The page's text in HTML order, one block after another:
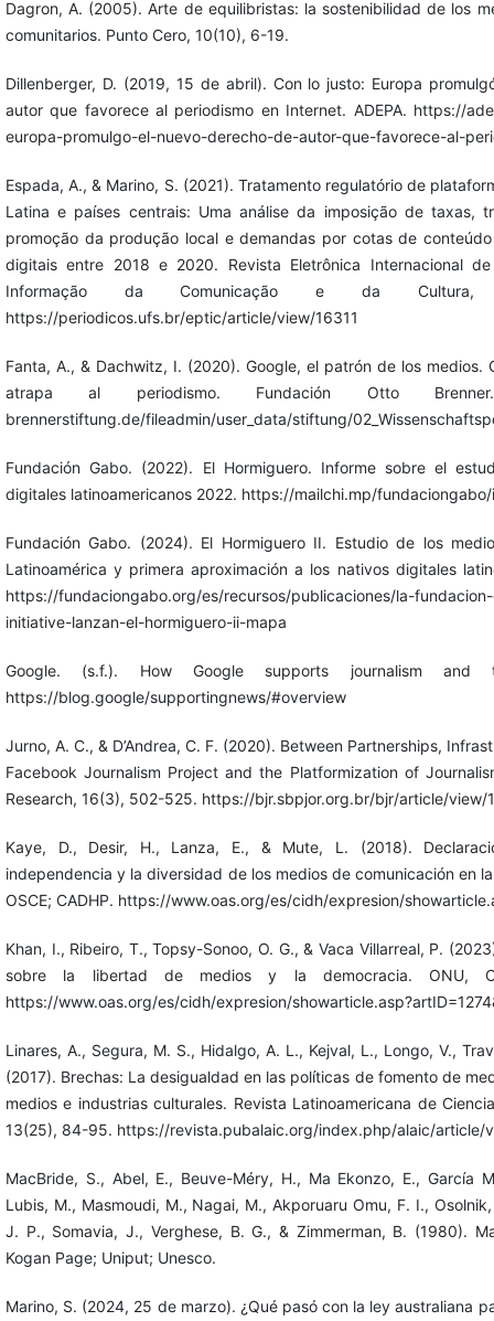
Dagron, A. (2005). Arte de equilibristas: la sostenibilidad de los
comunitarios. Punto Cero, 10(10), 6-19.
Dillenberger, D. (2019, 15 de abril). Con lo justo: Europa
autor que favorece al periodismo en Internet. ADEPA. https://
europa-promulgo-el-nuevo-derecho-de-autor-que-favorece-al-
Espada, A., & Marino, S. (2021). Tratamento regulatório de
Latina e países centrais: Uma análise da imposição de taxas,
promoção da produção local e demandas por cotas de
digitais entre 2018 e 2020. Revista Eletrônica Internacional
Informação da Comunicação e da Cultura,
https://periodicos.ufs.br/eptic/article/view/16311
Fanta, A., & Dachwitz, I. (2020). Google, el patrón de los medios.
atrapa al periodismo. Fundación Otto Brenner.
brennerstiftung.de/fileadmin/user_data/stiftung/
Fundación Gabo. (2022). El Hormiguero. Informe sobre el
digitales latinoamericanos 2022. https://mailchi.mp/
Fundación Gabo. (2024). El Hormiguero II. Estudio de los
Latinoamérica y primera aproximación a los nativos digitales
https://fundaciongabo.org/es/recursos/publicaciones/la-
initiative-lanzan-el-hormiguero-ii-mapa
Google. (s.f.). How Google supports journalism and
https://blog.google/supportingnews/#overview
Jurno, A. C., & D’Andrea, C. F. (2020). Between Partnerships,
Facebook Journalism Project and the Platformization of
Research, 16(3), 502-525. https://bjr.sbpjor.org.br/bjr/article/view/
Kaye, D., Desir, H., Lanza, E., & Mute, L. (2018).
independencia y la diversidad de los medios de comunicación en
OSCE; CADHP. https://www.oas.org/es/cidh/expresion/
Khan, I., Ribeiro, T., Topsy-Sonoo, O. G., & Vaca Villarreal, P.
sobre la libertad de medios y la democracia. ONU,
https://www.oas.org/es/cidh/expresion/
Linares, A., Segura, M. S., Hidalgo, A. L., Kejval, L., Longo, V.,
(2017). Brechas: La desigualdad en las políticas de fomento de
medios e industrias culturales. Revista Latinoamericana de
13(25), 84-95. https://revista.pubalaic.org/index.php/alaic/article/
MacBride, S., Abel, E., Beuve-Méry, H., Ma Ekonzo, E., García
Lubis, M., Masmoudi, M., Nagai, M., Akporuaru Omu, F. I.,
J. P., Somavia, J., Verghese, B. G., & Zimmerman, B. (1980).
Kogan Page; Uniput; Unesco.
Marino, S. (2024, 25 de marzo). ¿Qué pasó con la ley australiana